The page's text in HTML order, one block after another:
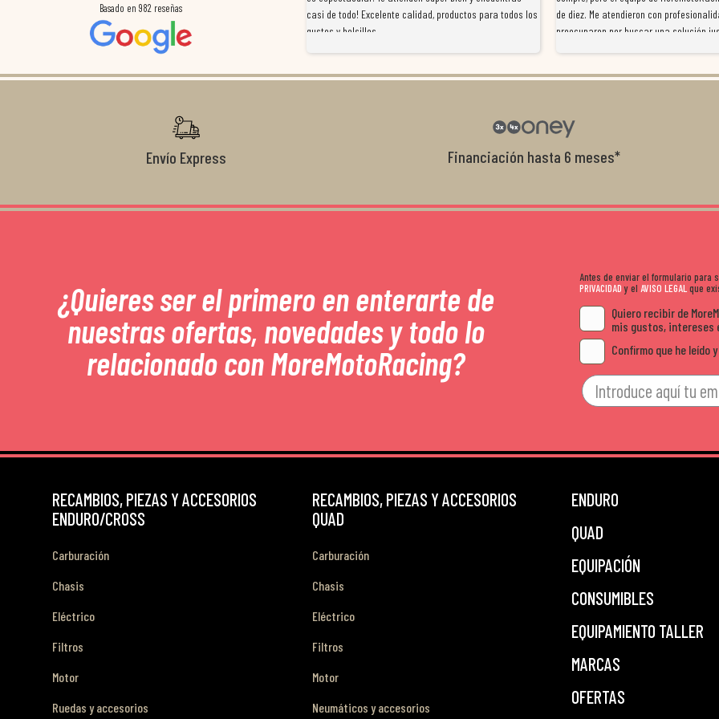
Basado en 982 reseñas
preocuparon por ayudarnos en todo. Gracias a Sergio,
magnífico gestor... atento, amable, un servicio de 10.
Gracias de nuevo por todo!
casi de todo! Excelente calidad, productos para todos los
gustos y bolsillos
de diez. Me atendieron con
preocuparon por buscar una solución
con el cliente, y me ofrecieron unas
Envío Express Financiación hasta 6 meses*
¿Quieres ser el primero en enterarte de
nuestras ofertas, novedades y todo lo
relacionado con MoreMotoRacing?
Antes de enviar el formulario para
PRIVACIDADy el AVISO LEGALque
Quiero recibir de
mis gustos, intereses
Confirmo que he leído
RECAMBIOS, PIEZAS Y ACCESORIOS
ENDURO/CROSS
Carburación
Chasis
Eléctrico
Filtros
Motor
Ruedas y accesorios
RECAMBIOS, PIEZAS Y ACCESORIOS
QUAD
Carburación
Chasis
Eléctrico
Filtros
Motor
Neumáticos y accesorios
ENDURO
QUAD
EQUIPACIÓN
CONSUMIBLES
EQUIPAMIENTO TALLER
MARCAS
OFERTAS